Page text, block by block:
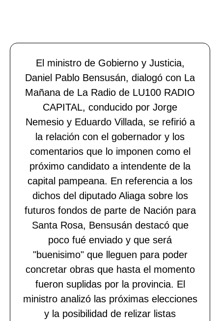
El ministro de Gobierno y Justicia,
Daniel Pablo Bensusán, dialogó con La
Mañana de La Radio de LU100 RADIO
CAPITAL, conducido por Jorge
Nemesio y Eduardo Villada, se refirió a
la relación con el gobernador y los
comentarios que lo imponen como el
próximo candidato a intendente de la
capital pampeana. En referencia a los
dichos del diputado Aliaga sobre los
futuros fondos de parte de Nación para
Santa Rosa, Bensusán destacó que
poco fué enviado y que será
"buenisimo" que lleguen para poder
concretar obras que hasta el momento
fueron suplidas por la provincia. El
ministro analizó las próximas elecciones
y la posibilidad de relizar listas